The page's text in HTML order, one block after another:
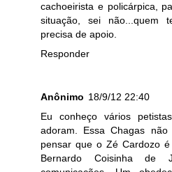
cachoeirista e policárpica,
situação, sei não...quem
precisa de apoio.
Responder
Anônimo 18/9/12 22:40
Eu conheço vários
adoram. Essa Chagas
pensar que o Zé Cardozo
Bernardo Coisinha